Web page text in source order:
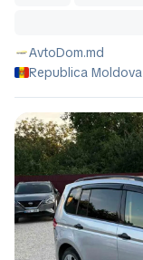
AvtoDom.md
Republica Moldova